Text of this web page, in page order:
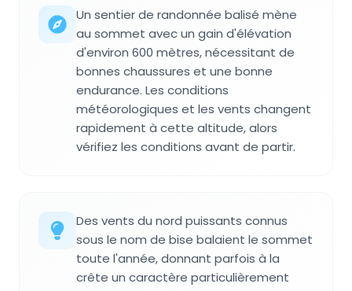
Un sentier de randonnée balisé mène
au sommet avec un gain d'élévation
d'environ 600 mètres, nécessitant de
bonnes chaussures et une bonne
endurance. Les conditions
météorologiques et les vents changent
rapidement à cette altitude, alors
vérifiez les conditions avant de partir.
Des vents du nord puissants connus
sous le nom de bise balaient le sommet
toute l'année, donnant parfois à la
crête un caractère particulièrement